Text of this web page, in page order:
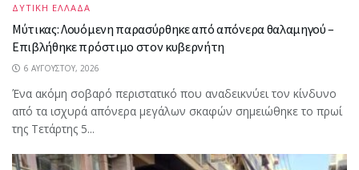
ΔΥΤΙΚΗ ΕΛΛΑΔΑ
Μύτικας: Λουόμενη παρασύρθηκε από απόνερα θαλαμηγού –
Επιβλήθηκε πρόστιμο στον κυβερνήτη
6 ΑΥΓΟΎΣΤΟΥ, 2026
Ένα ακόμη σοβαρό περιστατικό που αναδεικνύει τον κίνδυνο
από τα ισχυρά απόνερα μεγάλων σκαφών σημειώθηκε το πρωί
της Τετάρτης 5...